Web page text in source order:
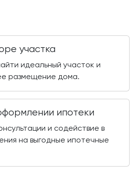
участка
идеальный участок и
размещение дома.
ипотеки
и содействие в
на выгодные ипотечные